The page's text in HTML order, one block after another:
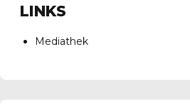
LINKS
Mediathek